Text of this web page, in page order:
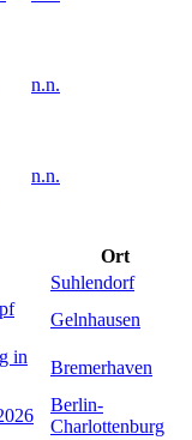
n.n.
n.n.
Ort
Suhlendorf
Gelnhausen
in
Bremerhaven
Berlin-
Charlottenburg